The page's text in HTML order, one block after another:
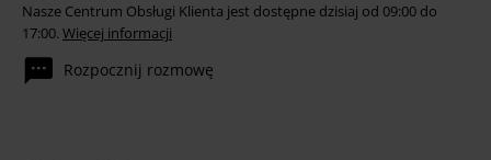
Nasze Centrum Obsługi Klienta jest dostępne dzisiaj od 09:00 do
17:00. Więcej informacji
Rozpocznij rozmowę